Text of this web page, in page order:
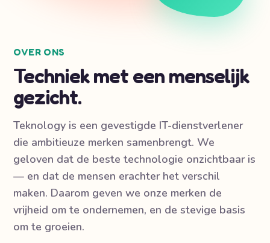
OVER ONS
Techniek met een menselijk
gezicht.
Teknology is een gevestigde IT-dienstverlener
die ambitieuze merken samenbrengt. We
geloven dat de beste technologie onzichtbaar is
— en dat de mensen erachter het verschil
maken. Daarom geven we onze merken de
vrijheid om te ondernemen, en de stevige basis
om te groeien.